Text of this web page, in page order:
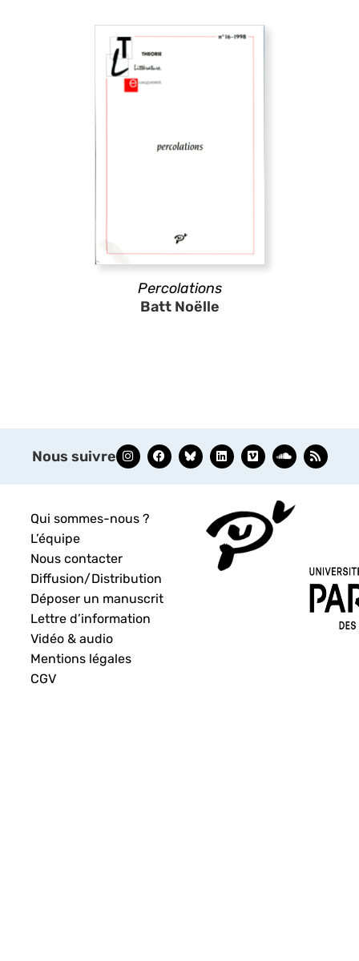
Percolations
Batt Noëlle
Nous suivre
Qui sommes-nous ?
L’équipe
Nous contacter
Diffusion/Distribution
Déposer un manuscrit
Lettre d’information
Vidéo & audio
Mentions légales
CGV